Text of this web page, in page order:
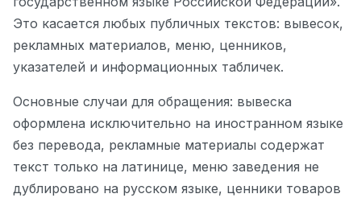
Это касается любых публичных текстов: вывесок,
рекламных материалов, меню, ценников,
указателей и информационных табличек.
Основные случаи для обращения: вывеска
оформлена исключительно на иностранном языке
без перевода, рекламные материалы содержат
текст только на латинице, меню заведения не
дублировано на русском языке, ценники товаров